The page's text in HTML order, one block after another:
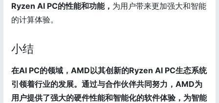
Ryzen AI PC的性能和功能， 为用户带来更加强大和智能
的计算体验。
小结
在AI PC的领域，AMD以其创新的Ryzen AI PC生态系统
引领着行业的发展。通过与合作伙伴共同努力，AMD为
用户提供了强大的硬件性能和智能化的软件体验，为智能